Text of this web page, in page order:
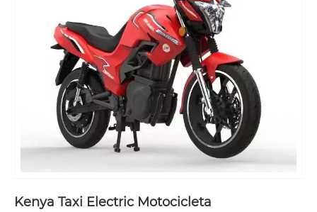
Kenya Taxi Electric Motocicleta